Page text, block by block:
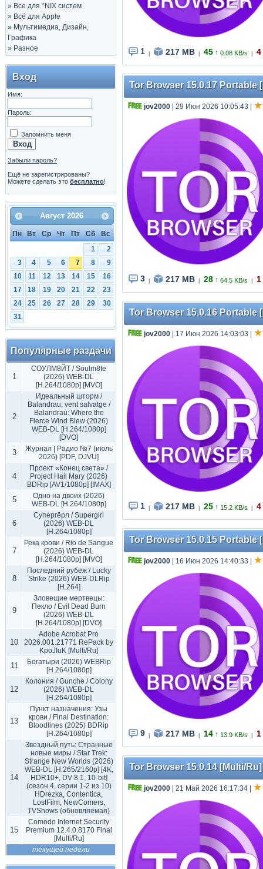
» Все для *NIX систем
» Всё для Apple
» Мультимедиа, Дизайн,
Графика
» Разное
Вход
Имя:
Пароль:
Запомнить меня
Забыли пароль?
Ещё не зарегистрированы?
Можете сделать это бесплатно!
Август 2026
Пн Вт Ср Чт Пт Сб
Вс
1
2
3
4 5 6 7 8
9
10
11 12 13 14 15
16
17
18 19 20 21 22
23
24
25 26 27 28 29
30
31
Популярные раздачи
1
СОУЛМ8ЙТ / Soulm8te
(2026) WEB-DL
[H.264/1080p] [MVO]
2
Идеальный шторм /
Balandrau, vent salvatge /
Balandrau: Where the
Fierce Wind Blew (2026)
WEB-DL [H.264/1080p]
[DVO]
3
Журнал | Радио №7 (июль
2026) [PDF, DJVU]
4
Проект «Конец света» /
Project Hail Mary (2026)
BDRip [AV1/1080p] [IMAX]
5
Одно на двоих (2026)
WEB-DL [H.264/1080p]
6
Супергёрл / Supergirl
(2026) WEB-DL
[H.264/1080p]
7
Река крови / Rio de Sangue
(2026) WEB-DL
[H.264/1080p] [MVO]
8
Последний рубеж / Lucky
Strike (2026) WEB-DLRip
[H.264]
9
Зловещие мертвецы:
Пекло / Evil Dead Burn
(2026) WEB-DL
[H.264/1080p] [DVO]
10
Adobe Acrobat Pro
2026.001.21771 RePack by
KpoJIuK [Multi/Ru]
11
Богатыри (2026) WEBRip
[H.264/1080p]
12
Колония / Gunche / Colony
(2026) WEB-DL
[H.264/1080p]
13
Пункт назначения: Узы
крови / Final Destination:
Bloodlines (2025) BDRip
[H.264/1080p]
14
Звездный путь: Странные
новые миры / Star Trek:
Strange New Worlds (2026)
WEB-DL [H.265/2160p] [4K,
HDR10+, DV 8.1, 10-bit]
(сезон 4, серии 1-2 из 10)
HDrezka, Contentica,
LostFilm, NewComers,
TVShows (обновляемая)
15
Comodo Internet Security
Premium 12.4.0.8170 Final
[Multi/Ru]
текущей недели
1 217 MB 45 ↑ 0.08 KB/s 4
Tor Browser 15.0.17 Portable
jov2000 | 29 Июн 2026 10:05:43
3 217 MB 28 ↑ 64.5 KB/s 1
Tor Browser 15.0.16 Portable
jov2000 | 17 Июн 2026 14:03:03
1 217 MB 25 ↑ 15.2 KB/s 4
Tor Browser 15.0.15 Portable
jov2000 | 16 Июн 2026 14:40:33
9 217 MB 14 ↑ 13.9 KB/s 1
Tor Browser 15.0.14 [Multi/Ru]
jov2000 | 21 Май 2026 16:17:34